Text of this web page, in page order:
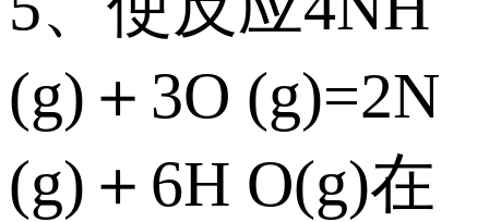
(g)＋3O (g)=2N
(g)＋6H O(g)在